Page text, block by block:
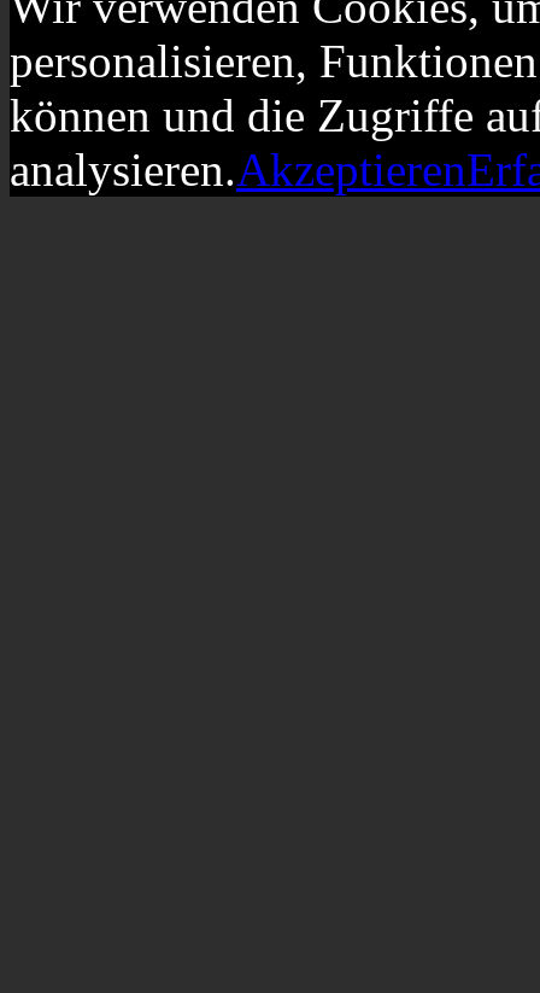
personalisieren,
können und die Zugriffe
analysieren.Akzeptieren